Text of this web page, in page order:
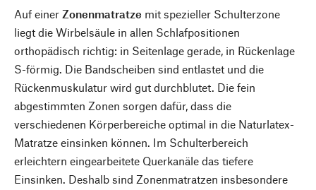
Auf einer Zonenmatratze mit spezieller Schulterzone
liegt die Wirbelsäule in allen Schlafpositionen
orthopädisch richtig: in Seitenlage gerade, in Rückenlage
S-förmig. Die Bandscheiben sind entlastet und die
Rückenmuskulatur wird gut durchblutet. Die fein
abgestimmten Zonen sorgen dafür, dass die
verschiedenen Körperbereiche optimal in die Naturlatex-
Matratze einsinken können. Im Schulterbereich
erleichtern eingearbeitete Querkanäle das tiefere
Einsinken. Deshalb sind Zonenmatratzen insbesondere